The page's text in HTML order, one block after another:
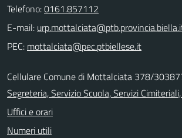
Telefono:0161.857112
E-mail:
PEC:
Cellulare Comune di Mottalciata 378/
Segreteria, Servizio Scuola, Servizi
Uffici e orari
Numeri utili